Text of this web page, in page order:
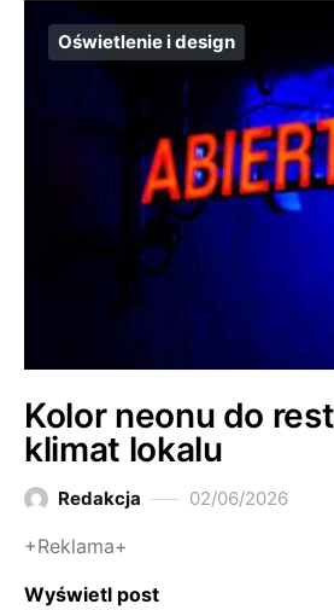
Oświetlenie i design
Kolor neonu do
klimat lokalu
Redakcja 02/06/2026
+Reklama+
Wyświetl post